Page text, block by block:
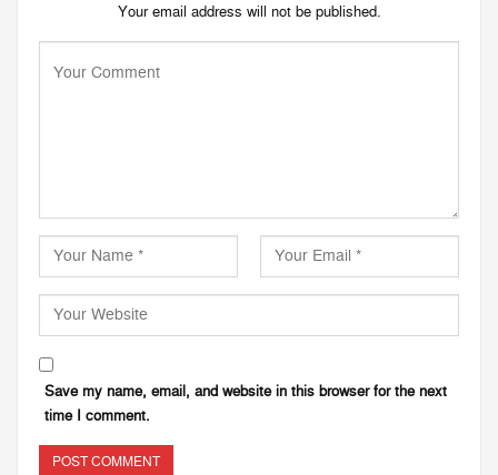
Your email address will not be published.
Save my name, email, and website in this browser for the next
time I comment.